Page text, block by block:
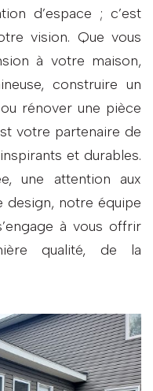
d’espace ; c’est
vision. Que vous
à votre maison,
construire un
rénover une pièce
votre partenaire de
et durables.
une attention aux
design, notre équipe
à vous offrir
qualité, de la